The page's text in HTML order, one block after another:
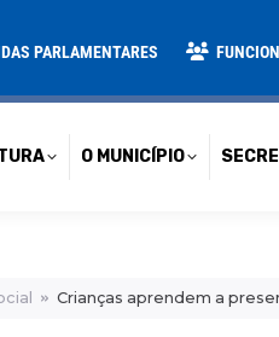
PARLAMENTARES
O MUNICÍPIO
Crianças aprendem a